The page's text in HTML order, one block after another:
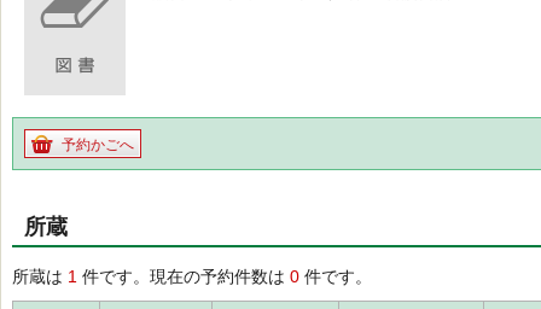
予約かごへ
所蔵
所蔵は 1 件です。現在の予約件数は 0 件です。